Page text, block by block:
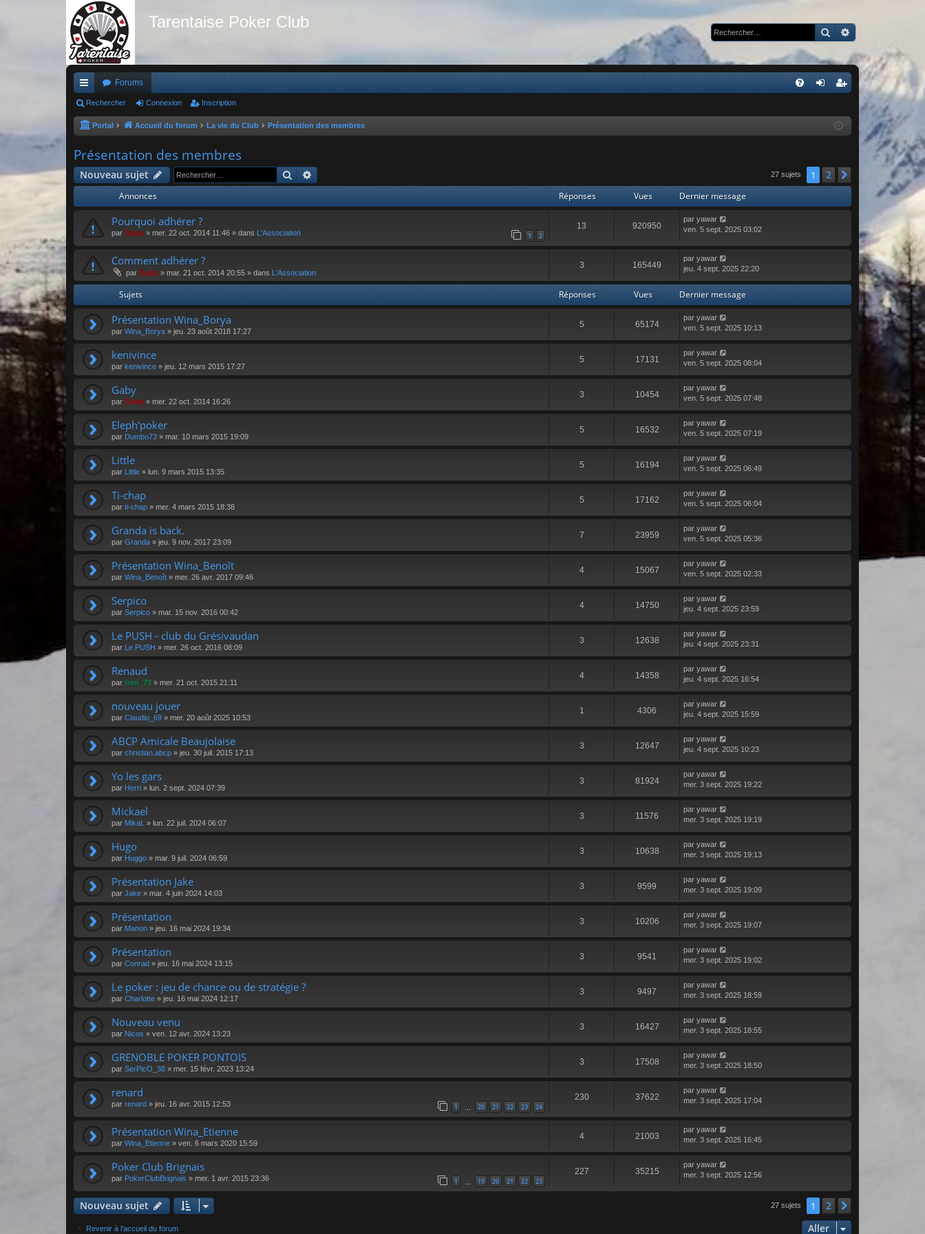
Tarentaise Poker Club
Rechercher
ac
co
ci
s
Forums
on
cri
on
Rechercher Connexion Inscription
Portal Accueil du forum La vie du Club Présentation des membres
Présentation des membres
Nouveau sujet Rechercher 27 sujets 1 2
Annonces Réponses Vues Dernier message
Pourquoi adhérer ?
par Gaby » mer. 22 oct. 2014 11:46 » dans L'Association 1 2
13 920950
par yawar
ven. 5 sept. 2025 03:02
Comment adhérer ?
par Gaby » mar. 21 oct. 2014 20:55 » dans L'Association
3 165449
par yawar
jeu. 4 sept. 2025 22:20
Sujets Réponses Vues Dernier message
Présentation Wina_Borya
par Wina_Borya » jeu. 23 août 2018 17:27
5 65174
par yawar
ven. 5 sept. 2025 10:13
kenivince
par kenivince » jeu. 12 mars 2015 17:27
5 17131
par yawar
ven. 5 sept. 2025 08:04
Gaby
par Gaby » mer. 22 oct. 2014 16:26
3 10454
par yawar
ven. 5 sept. 2025 07:48
Eleph'poker
par Dumbo73 » mar. 10 mars 2015 19:09
5 16532
par yawar
ven. 5 sept. 2025 07:19
Little
par Little » lun. 9 mars 2015 13:35
5 16194
par yawar
ven. 5 sept. 2025 06:49
Ti-chap
par ti-chap » mer. 4 mars 2015 18:38
5 17162
par yawar
ven. 5 sept. 2025 06:04
Granda is back.
par Granda » jeu. 9 nov. 2017 23:09
7 23959
par yawar
ven. 5 sept. 2025 05:36
Présentation Wina_Benoît
par Wina_Benoît » mer. 26 avr. 2017 09:46
4 15067
par yawar
ven. 5 sept. 2025 02:33
Serpico
par Serpico » mar. 15 nov. 2016 00:42
4 14750
par yawar
jeu. 4 sept. 2025 23:59
Le PUSH - club du Grésivaudan
par Le PUSH » mer. 26 oct. 2016 08:09
3 12638
par yawar
jeu. 4 sept. 2025 23:31
Renaud
par tren_73 » mer. 21 oct. 2015 21:11
4 14358
par yawar
jeu. 4 sept. 2025 16:54
nouveau jouer
par Claudio_69 » mer. 20 août 2025 10:53
1 4306
par yawar
jeu. 4 sept. 2025 15:59
ABCP Amicale Beaujolaise
par christian.abcp » jeu. 30 juil. 2015 17:13
3 12647
par yawar
jeu. 4 sept. 2025 10:23
Yo les gars
par Herri » lun. 2 sept. 2024 07:39
3 81924
par yawar
mer. 3 sept. 2025 19:22
Mickael
par MikaL » lun. 22 juil. 2024 06:07
3 11576
par yawar
mer. 3 sept. 2025 19:19
Hugo
par Huggo » mar. 9 juil. 2024 06:59
3 10638
par yawar
mer. 3 sept. 2025 19:13
Présentation Jake
par Jake » mar. 4 juin 2024 14:03
3 9599
par yawar
mer. 3 sept. 2025 19:09
Présentation
par Manon » jeu. 16 mai 2024 19:34
3 10206
par yawar
mer. 3 sept. 2025 19:07
Présentation
par Conrad » jeu. 16 mai 2024 13:15
3 9541
par yawar
mer. 3 sept. 2025 19:02
Le poker : jeu de chance ou de stratégie ?
par Charlotte » jeu. 16 mai 2024 12:17
3 9497
par yawar
mer. 3 sept. 2025 18:59
Nouveau venu
par Nicos » ven. 12 avr. 2024 13:23
3 16427
par yawar
mer. 3 sept. 2025 18:55
GRENOBLE POKER PONTOIS
par SerPicO_38 » mer. 15 févr. 2023 13:24
3 17508
par yawar
mer. 3 sept. 2025 18:50
renard
par renard » jeu. 16 avr. 2015 12:53 1 … 20 21 22 23 24
230 37622
par yawar
mer. 3 sept. 2025 17:04
Présentation Wina_Etienne
par Wina_Etienne » ven. 6 mars 2020 15:59
4 21003
par yawar
mer. 3 sept. 2025 16:45
Poker Club Brignais
par PokerClubBrignais » mer. 1 avr. 2015 23:36 1 … 19 20 21 22 23
227 35215
par yawar
mer. 3 sept. 2025 12:56
Nouveau sujet 27 sujets 1 2
Revenir à l’accueil du forum Aller